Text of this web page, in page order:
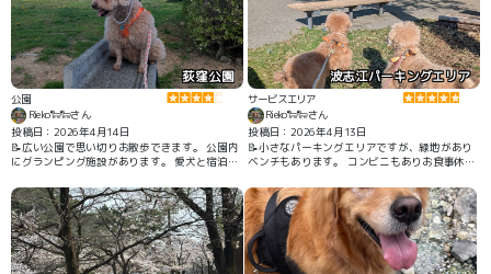
荻窪公園
公園
Rieko🐑🐑さん
投稿日：2026年4月14日
📝広い公園で思い切りお散歩できます。 公園内
にグランピング施設があります。 愛犬と宿泊で
波志江パーキングエリア
サービスエリア
Rieko🐑🐑さん
投稿日：2026年4月13日
📝小さなパーキングエリアですが、緑地があり
ベンチもあります。 コンビニもありお食事休憩